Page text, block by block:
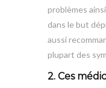
problèmes
dans le but
aussi
plupart des
2. Ces